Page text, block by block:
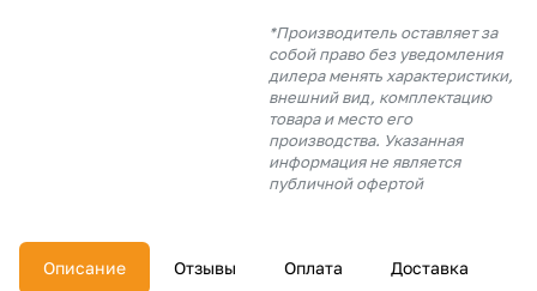
*Производитель оставляет за
собой право без уведомления
дилера менять характеристики,
внешний вид, комплектацию
товара и место его
производства. Указанная
информация не является
публичной офертой
Описание Отзывы Оплата Доставка